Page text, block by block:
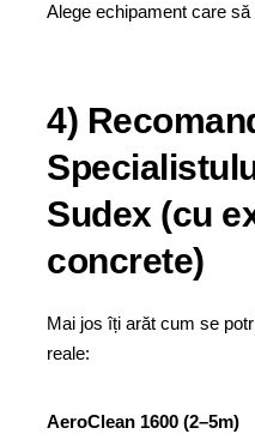
Alege echipament care
4)
Sudex (cu
concrete)
Mai jos îți arăt cum se
reale:
AeroClean 1600 (2–5m)